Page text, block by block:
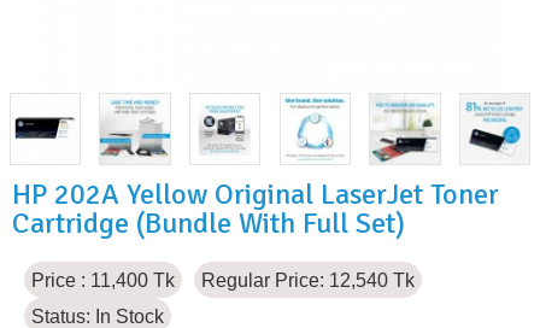
HP 202A Yellow Original LaserJet Toner
Cartridge (Bundle With Full Set)
Price : 11,400 Tk
Regular Price: 12,540 Tk
Status: In Stock